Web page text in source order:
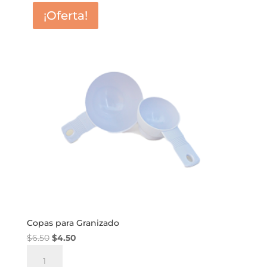
¡Oferta!
Copas para Granizado
$6.50 El
$4.50El
para